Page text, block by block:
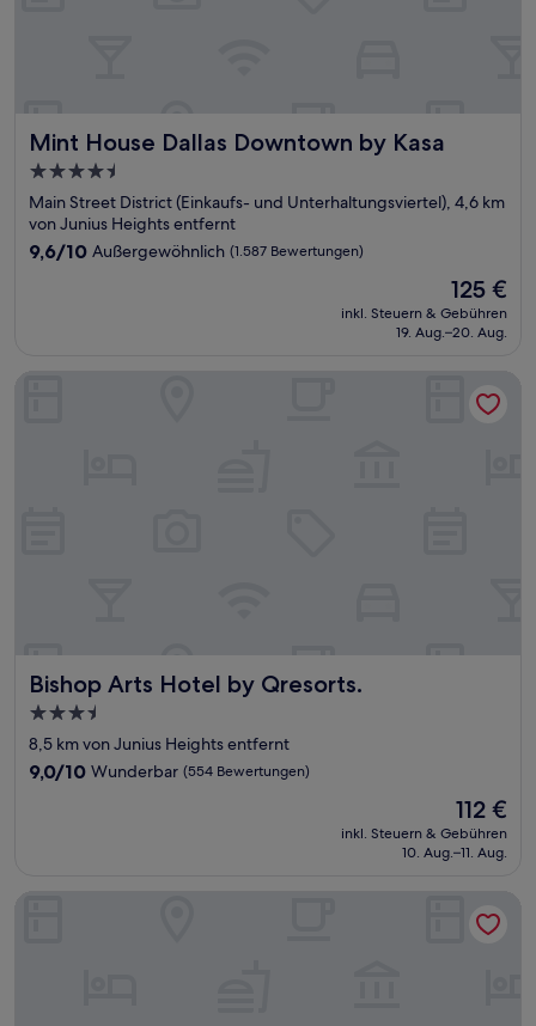
Mint House Dallas Downtown by Kasa
Mint House Dallas Downtown by Kasa
4.5-
Sterne-
Unterkunft
Main Street District (Einkaufs- und Unterhaltungsviertel), 4,6 km
von Junius Heights entfernt
9.6
9,6/10 Außergewöhnlich (1.587 Bewertungen)
Der
Preis
beträgt
125 €
inkl. Steuern & Gebühren
19. Aug.–20. Aug.
Bishop Arts Hotel by Qresorts.
Bishop Arts Hotel by Qresorts.
3.5-
Sterne-
Unterkunft
8,5 km von Junius Heights entfernt
9.0
9,0/10 Wunderbar (554 Bewertungen)
Der
Preis
beträgt
112 €
inkl. Steuern & Gebühren
10. Aug.–11. Aug.
Bishop Arts Hotel by Qresorts.